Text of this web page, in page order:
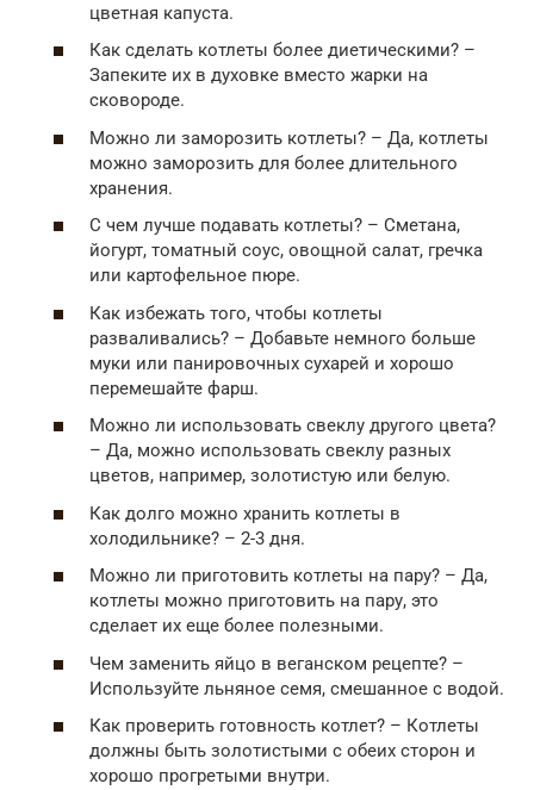
цветная капуста.
Как сделать котлеты более диетическими? –
Запеките их в духовке вместо жарки на
сковороде.
Можно ли заморозить котлеты? – Да, котлеты
можно заморозить для более длительного
хранения.
С чем лучше подавать котлеты? – Сметана,
йогурт, томатный соус, овощной салат, гречка
или картофельное пюре.
Как избежать того, чтобы котлеты
разваливались? – Добавьте немного больше
муки или панировочных сухарей и хорошо
перемешайте фарш.
Можно ли использовать свеклу другого цвета?
– Да, можно использовать свеклу разных
цветов, например, золотистую или белую.
Как долго можно хранить котлеты в
холодильнике? – 2-3 дня.
Можно ли приготовить котлеты на пару? – Да,
котлеты можно приготовить на пару, это
сделает их еще более полезными.
Чем заменить яйцо в веганском рецепте? –
Используйте льняное семя, смешанное с водой.
Как проверить готовность котлет? – Котлеты
должны быть золотистыми с обеих сторон и
хорошо прогретыми внутри.